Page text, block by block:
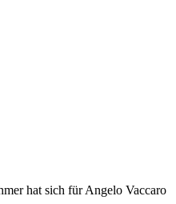
hat sich für Angelo Vaccaro